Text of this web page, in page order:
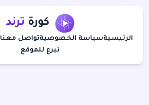
كورة ترند
الرئيسيةسياسة الخصوصيةتواصل معنا
تبرع للموقع